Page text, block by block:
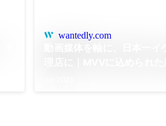
wantedly.com